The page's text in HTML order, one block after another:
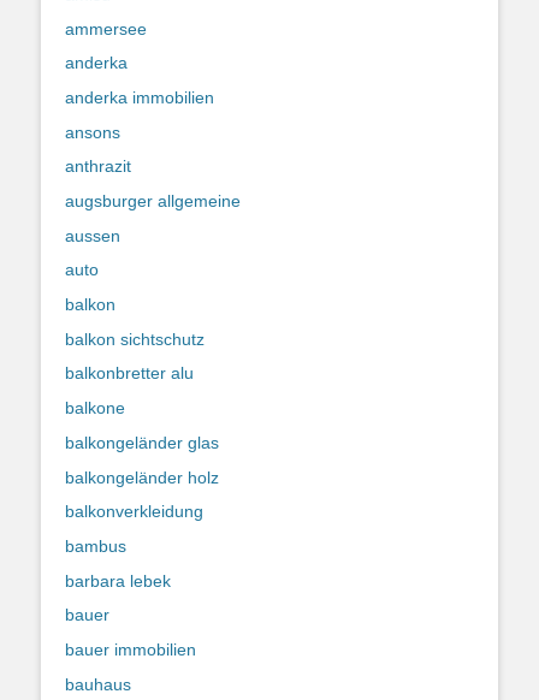
ammersee
anderka
anderka immobilien
ansons
anthrazit
augsburger allgemeine
aussen
auto
balkon
balkon sichtschutz
balkonbretter alu
balkone
balkongeländer glas
balkongeländer holz
balkonverkleidung
bambus
barbara lebek
bauer
bauer immobilien
bauhaus